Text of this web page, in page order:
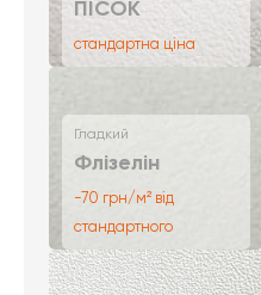
ПІСОК
стандартна ціна
Гладкий
Флізелін
-70 грн/м² від
стандартного